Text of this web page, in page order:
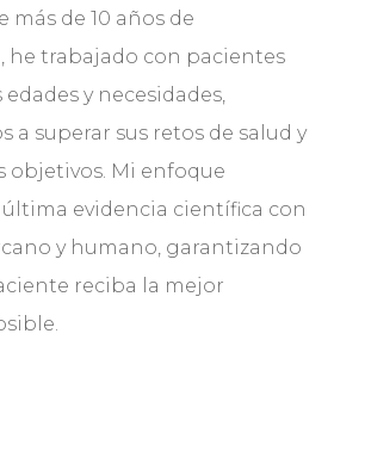
más de 10 años de
he trabajado con pacientes
edades y necesidades,
a superar sus retos de salud y
objetivos. Mi enfoque
evidencia científica con
y humano, garantizando
reciba la mejor